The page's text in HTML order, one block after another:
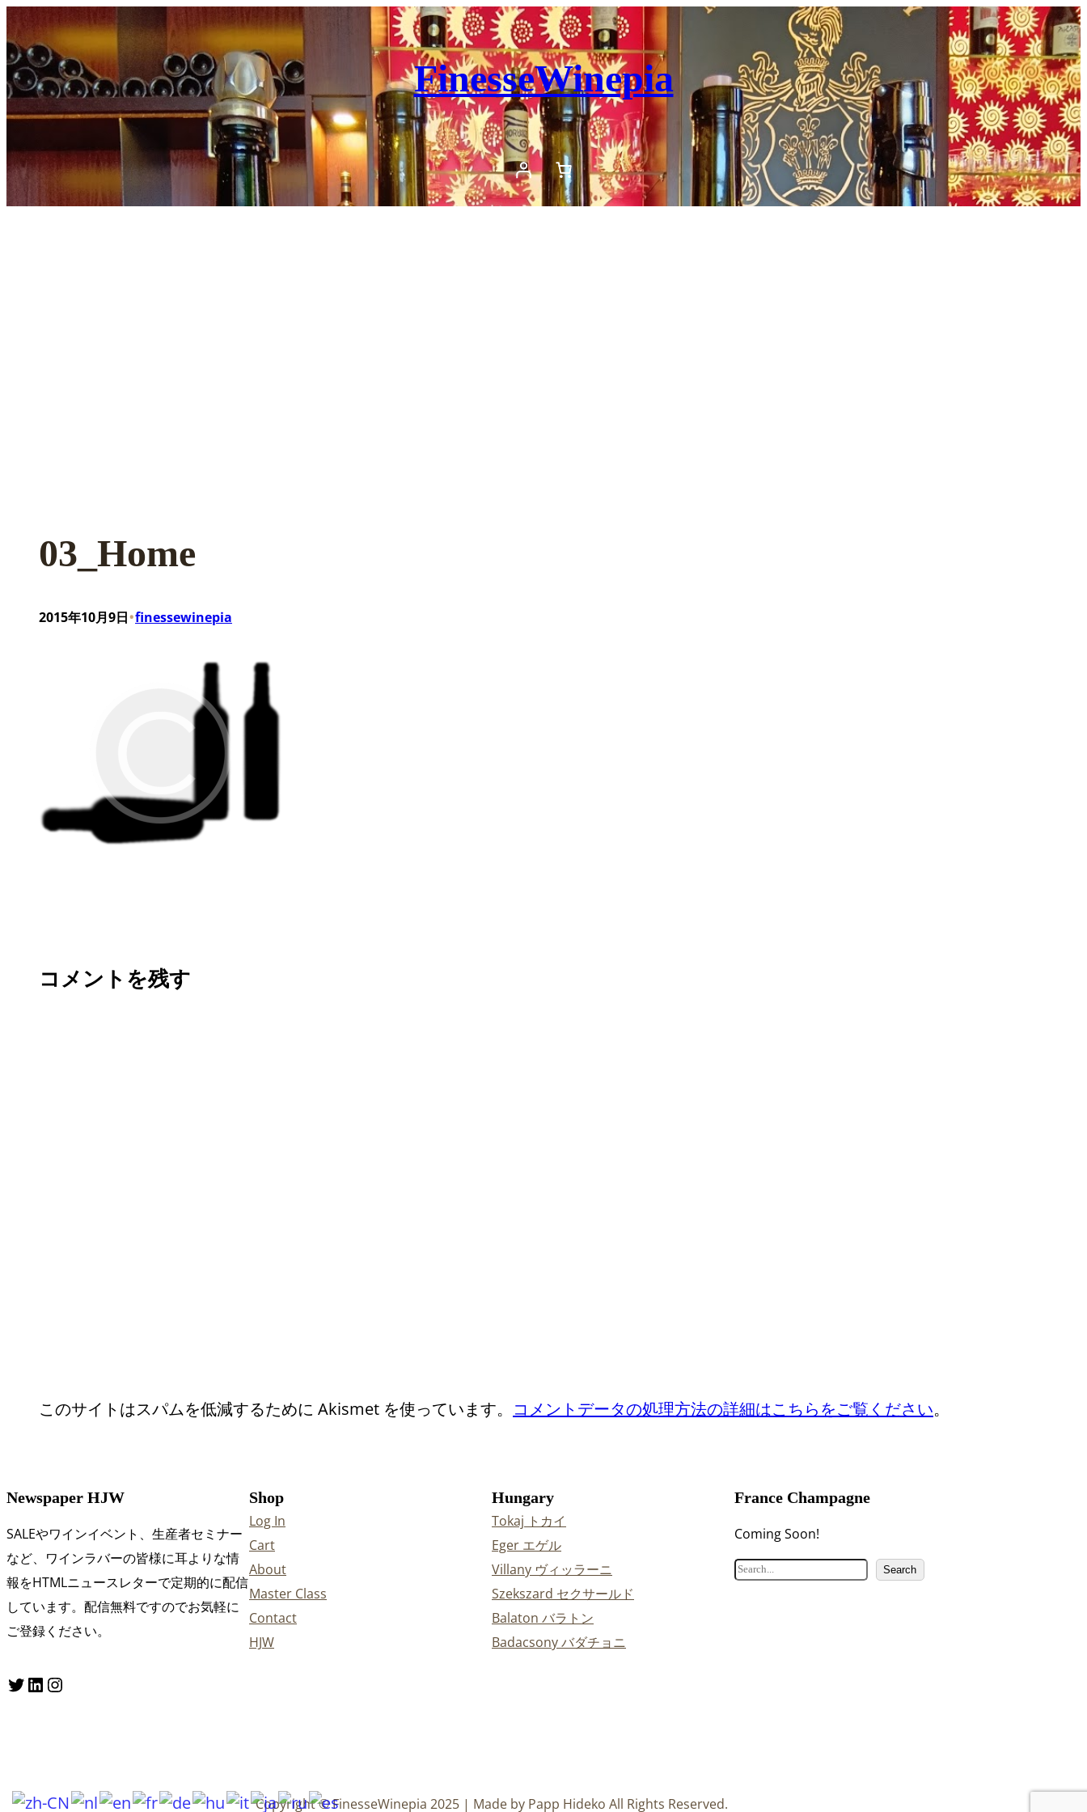
内
容
を
ス
キ
プ
FinesseWinepia
03_Home
2015年10月9日•finessewinepia
コメントを残す
このサイトはスパムを低減するために Akismet を使っています。 コメントデータの処理方法の詳細はこちらをご覧ください。
Newspaper HJW
SALEやワインイベント、生産者セミナー
など、ワインラバーの皆様に耳よりな情
報をHTMLニュースレターで定期的に配信
しています。配信無料ですのでお気軽に
ご登録ください。
Twitter LinkedIn Instagram
Shop
Log In
Cart
About
Master Class
Contact
HJW
Hungary
Tokaj トカイ
Eger エゲル
Villany ヴィッラーニ
Szekszard セクサールド
Balaton バラトン
Badacsony バダチョニ
France Champagne
Coming Soon!
検
Search
Copyright © FinesseWinepia 2025 | Made by Papp Hideko All Rights Reserved.